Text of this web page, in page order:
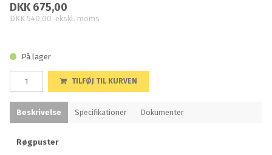
DKK 675,00
DKK 540,00 ekskl. moms
På lager
TILFØJ TIL KURVEN
Beskrivelse Specifikationer Dokumenter
Røgpuster